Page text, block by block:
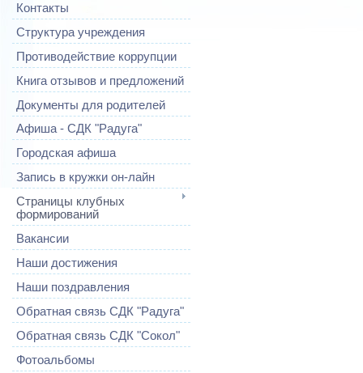
Контакты
Структура учреждения
Противодействие коррупции
Книга отзывов и предложений
Документы для родителей
Афиша - СДК "Радуга"
Городская афиша
Запись в кружки он-лайн
Страницы клубных
формирований
Вакансии
Наши достижения
Наши поздравления
Обратная связь СДК "Радуга"
Обратная связь СДК "Сокол"
Фотоальбомы